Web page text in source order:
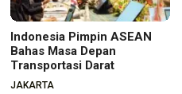
Indonesia Pimpin ASEAN
Bahas Masa Depan
Transportasi Darat
JAKARTA